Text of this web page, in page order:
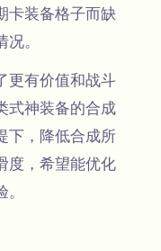
卡装备格子而缺
。
有价值和战斗
式神装备的合成
下，降低合成所
度，希望能优化